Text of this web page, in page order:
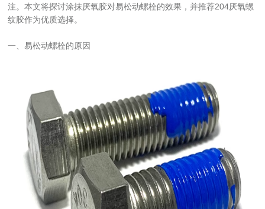
注。本文将探讨涂抹厌氧胶对易松动螺栓的效果，并推荐204厌氧螺
纹胶作为优质选择。
一、易松动螺栓的原因